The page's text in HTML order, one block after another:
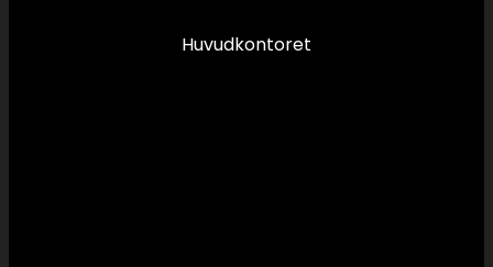
Huvudkontoret